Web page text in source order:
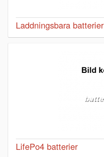
Laddningsbara batterier
LifePo4 batterier